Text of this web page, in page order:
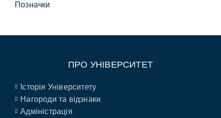
Позначки
ПРО УНІВЕРСИТЕТ
Історія Університету
Нагороди та відзнаки
Адміністрація